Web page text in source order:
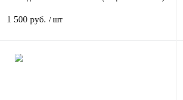
1 500 руб. / шт